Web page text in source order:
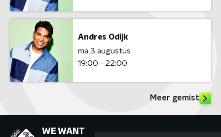
Andres Odijk
ma 3 augustus
19:00 - 22:00
Meer gemist
WE WANT